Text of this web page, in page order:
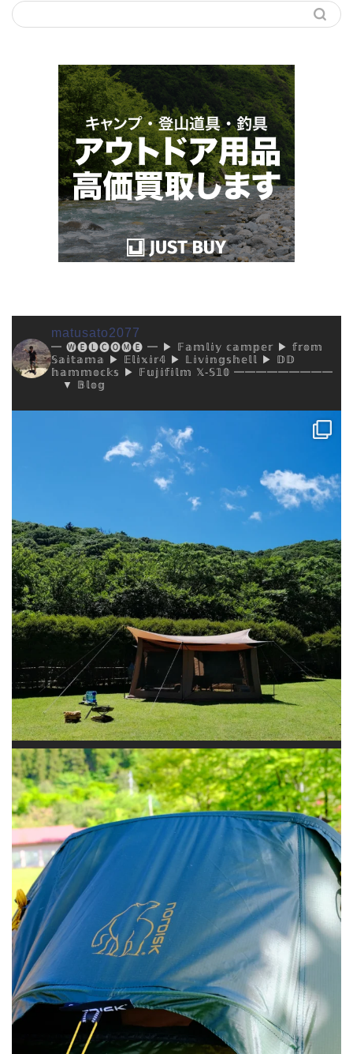
matusato2077
━ 🅦🅔🅛🅒🅞🅜🅔 ━ ▶︎ 𝔽𝕒𝕞𝕝𝕚𝕪 𝕔𝕒𝕞𝕡𝕖𝕣 ▶︎ 𝕗𝕣𝕠𝕞
𝕊𝕒𝕚𝕥𝕒𝕞𝕒 ▶︎ 𝔼𝕝𝕚𝕩𝕚𝕣𝟜 ▶︎ 𝕃𝕚𝕧𝕚𝕟𝕘𝕤𝕙𝕖𝕝𝕝 ▶︎ 𝔻𝔻
𝕙𝕒𝕞𝕞𝕠𝕔𝕜𝕤 ▶︎ 𝔽𝕦𝕛𝕚𝕗𝕚𝕝𝕞 𝕏-𝕊𝟙𝟘 ━━━━━━━━━
▼ 𝔹𝕝𝕠𝕘